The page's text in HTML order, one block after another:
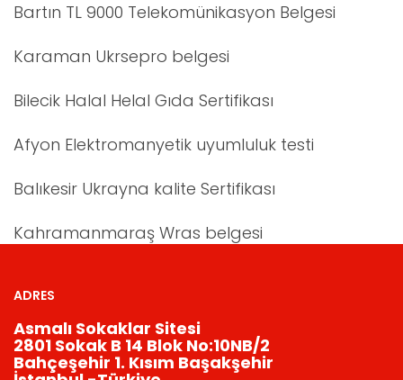
Bartın TL 9000 Telekomünikasyon Belgesi
Karaman Ukrsepro belgesi
Bilecik Halal Helal Gıda Sertifikası
Afyon Elektromanyetik uyumluluk testi
Balıkesir Ukrayna kalite Sertifikası
Kahramanmaraş Wras belgesi
ADRES
Asmalı Sokaklar Sitesi
2801 Sokak B 14 Blok No:10NB/2
Bahçeşehir 1. Kısım Başakşehir